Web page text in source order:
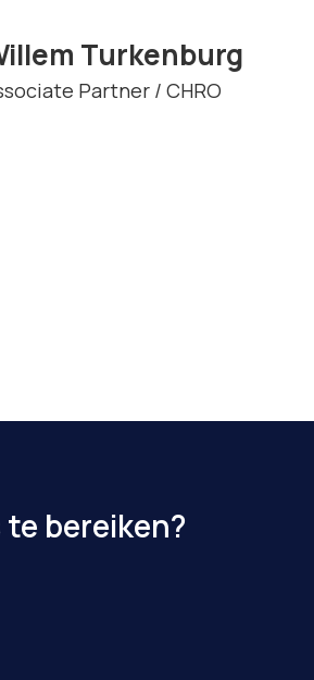
Turkenburg
Partner / CHRO
bereiken?